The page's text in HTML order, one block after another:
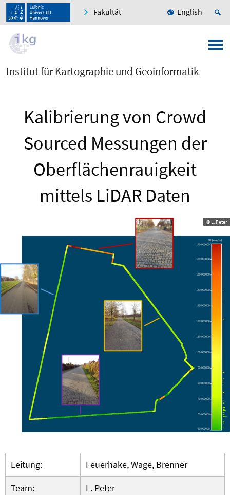
Fakultät English
Institut für Kartographie und Geoinformatik
Kalibrierung von Crowd
Sourced Messungen der
Oberflächenrauigkeit
mittels LiDAR Daten
© L. Peter
Leitung:
Feuerhake, Wage, Brenner
Team:
L. Peter